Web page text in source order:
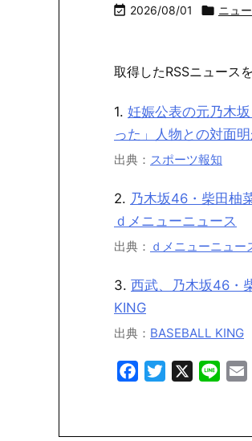
 2026/08/01  ニュ
取得したRSSニュース
1. 妊娠公表の元乃木
った」人物との対面
出典： スポーツ報知
2. 乃木坂46・柴田柚
ｄメニューニュース
出典： ｄメニューニュー
3. 西武、乃木坂46・
KING
出典： BASEBALL KING
FacebookTwitter Line